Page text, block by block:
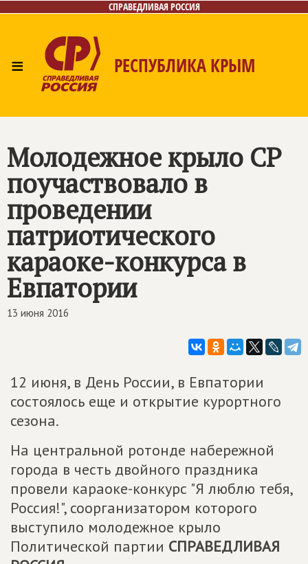
СПРАВЕДЛИВАЯ РОССИЯ
≡ РЕСПУБЛИКА КРЫМ
Молодежное крыло СР
поучаствовало в
проведении
патриотического
караоке-конкурса в
Евпатории
13 июня 2016
12 июня, в День России, в Евпатории
состоялось еще и открытие курортного
сезона.
На центральной ротонде набережной
города в честь двойного праздника
провели караоке-конкурс "Я люблю тебя,
Россия!", соорганизатором которого
выступило молодежное крыло
Политической партии СПРАВЕДЛИВАЯ